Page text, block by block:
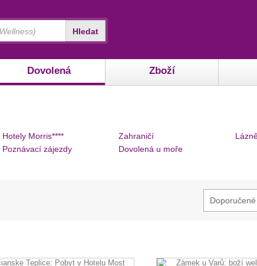
Dovolená Zboží
Hledat
Hotely Morris****
Poznávací zájezdy
Zahraničí
Dovolená u moře
Doporučené